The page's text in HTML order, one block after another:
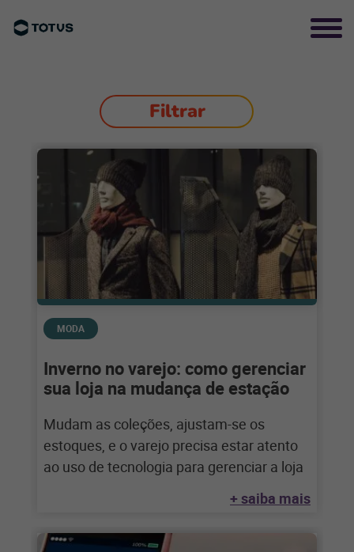
Filtrar
MODA
Inverno no varejo: como gerenciar
sua loja na mudança de estação
Mudam as coleções, ajustam-se os
estoques, e o varejo precisa estar atento
ao uso de tecnologia para gerenciar a loja
+ saiba mais